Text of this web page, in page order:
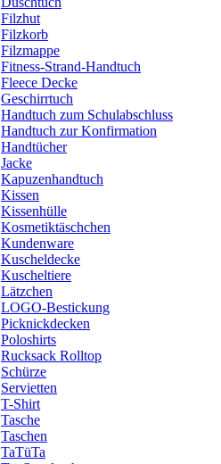
Filzhut
Filzkorb
Filzmappe
Fitness-Strand-Handtuch
Fleece Decke
Geschirrtuch
Handtuch zum Schulabschluss
Handtuch zur Konfirmation
Handtücher
Jacke
Kapuzenhandtuch
Kissen
Kissenhülle
Kosmetiktäschchen
Kundenware
Kuscheldecke
Kuscheltiere
Lätzchen
LOGO-Bestickung
Picknickdecken
Poloshirts
Rucksack Rolltop
Schürze
Servietten
T-Shirt
Tasche
Taschen
TaTüTa